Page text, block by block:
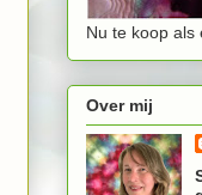
Nu te koop als
Over mij